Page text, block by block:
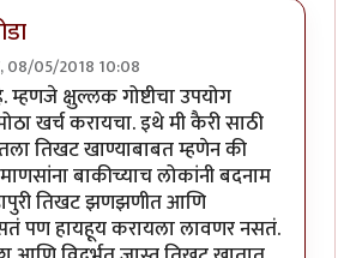
08/05/2018 10:08
घोडा?byउपयोजक
क्षुल्लक गोष्टीचा उपयोग
खर्च करायचा. इथे मी कैरी साठी
तिखट खाण्याबाबत म्हणेन की
बाकीच्याच लोकांनी बदनाम
तिखट झणझणीत आणि
पण हायहूय करायला लावणर नसतं.